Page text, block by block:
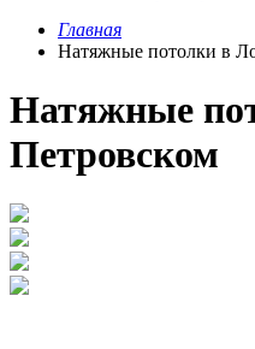
Главная
Натяжные потолки в
Натяжные
Петровском